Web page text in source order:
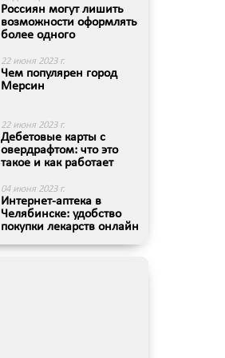
Россиян могут лишить
возможности оформлять
более одного
22 июня 2023 г.
Чем популярен город
Мерсин
22 июня 2023 г.
Дебетовые карты с
овердрафтом: что это
такое и как работает
04 июня 2023 г.
Интернет-аптека в
Челябинске: удобство
покупки лекарств онлайн